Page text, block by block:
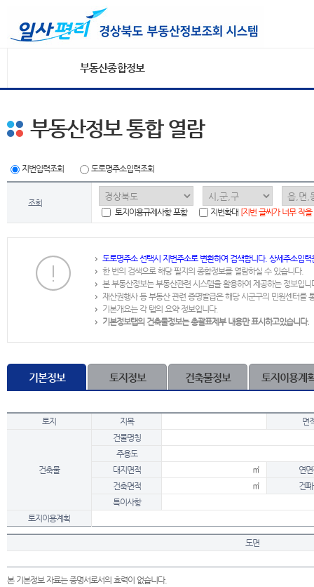
부동산종합정보
부동산정보 통합 열람
지번입력조회 도로명주소입력조회
조회
토지이용규제사항 포함
지번확대 [지번 글씨가 너무 작
도로명주소 선택시 지번주소로 변환하여 검색합니다. 상세주소입
한 번의 검색으로 해당 필지의 종합정보를 열람하실 수 있습니다.
본 부동산정보는 부동산관련 시스템을 활용하여 제공하는 정보입니
재산권행사 등 부동산 관련 증명발급은 해당 시군구의 민원센터를
기본개요는 각 탭의 요약 정보입니다.
기본정보탭의 건축물정보는 총괄표제부 내용만 표시하고있습니다.
기본정보 토지정보 건축물정보 토지이용계
토지 지목 면
건축물
건물명칭
주용도
대지면적
㎡
연
건축면적
㎡
건
특이사항
토지이용계획
도면
본 기본정보 자료는 증명서로서의 효력이 없습니다.